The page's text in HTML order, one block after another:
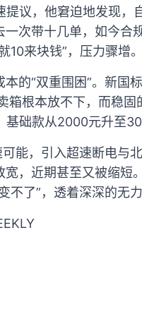
议，他窘迫地发现，
次带十几单，如今合
来块钱”，压力骤增。
的“双重围困”。新国
根本放不下，而稳
础款从2000元升至
能，引入超速断电与
，近期甚至又被缩短
不了”，透着深深的无力